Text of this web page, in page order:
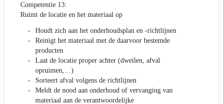
Competentie 13:
Ruimt de locatie en het materiaal op
Houdt zich aan het onderhoudsplan en -richtlijnen
Reinigt het materiaal met de daarvoor bestemde
producten
Laat de locatie proper achter (dweilen, afval
opruimen,…)
Sorteert afval volgens de richtlijnen
Meldt de nood aan onderhoud of vervanging van
materiaal aan de verantwoordelijke